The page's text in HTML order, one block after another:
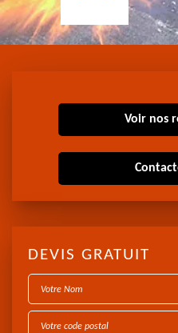
Voir nos
DEVIS GRATUIT